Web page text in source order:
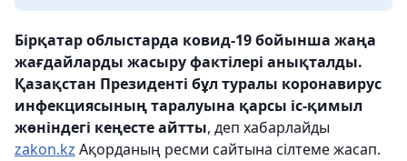
Бірқатар облыстарда ковид-19 бойынша жаңа
жағдайларды жасыру фактілері анықталды.
Қазақстан Президенті бұл туралы коронавирус
инфекциясының таралуына қарсы іс-қимыл
жөніндегі кеңесте айтты, деп хабарлайды
zakon.kz Ақорданың ресми сайтына сілтеме жасап.